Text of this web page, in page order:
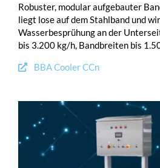
Robuster, modular aufgebauter
liegt lose auf dem Stahlband und
Wasserbesprühung an der
bis 3.200 kg/h, Bandbreiten bis
BBA Cooler CCn